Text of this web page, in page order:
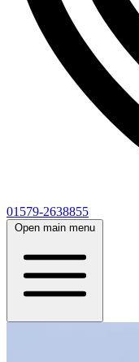
01579-2638855
Open main menu